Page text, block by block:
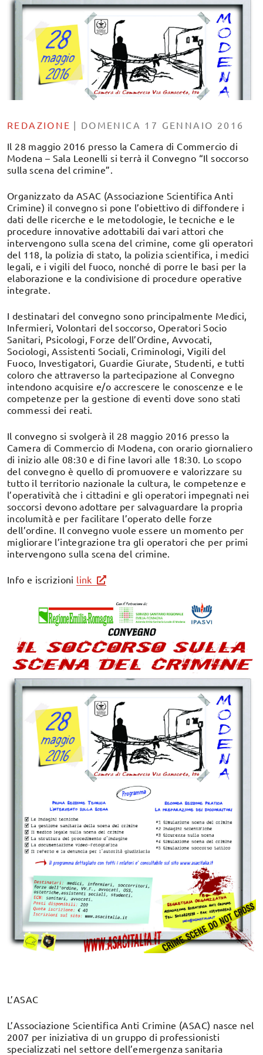
REDAZIONE | DOMENICA 17 GENNAIO 2016
Il 28 maggio 2016 presso la Camera di Commercio di
Modena – Sala Leonelli si terrà il Convegno “Il soccorso
sulla scena del crimine”.
Organizzato da ASAC (Associazione Scientifica Anti
Crimine) il convegno si pone l’obiettivo di diffondere i
dati delle ricerche e le metodologie, le tecniche e le
procedure innovative adottabili dai vari attori che
intervengono sulla scena del crimine, come gli operatori
del 118, la polizia di stato, la polizia scientifica, i medici
legali, e i vigili del fuoco, nonché di porre le basi per la
elaborazione e la condivisione di procedure operative
integrate.
I destinatari del convegno sono principalmente Medici,
Infermieri, Volontari del soccorso, Operatori Socio
Sanitari, Psicologi, Forze dell’Ordine, Avvocati,
Sociologi, Assistenti Sociali, Criminologi, Vigili del
Fuoco, Investigatori, Guardie Giurate, Studenti, e tutti
coloro che attraverso la partecipazione al Convegno
intendono acquisire e/o accrescere le conoscenze e le
competenze per la gestione di eventi dove sono stati
commessi dei reati.
Il convegno si svolgerà il 28 maggio 2016 presso la
Camera di Commercio di Modena, con orario giornaliero
di inizio alle 08:30 e di fine lavori alle 18:30. Lo scopo
del convegno è quello di promuovere e valorizzare su
tutto il territorio nazionale la cultura, le competenze e
l’operatività che i cittadini e gli operatori impegnati nei
soccorsi devono adottare per salvaguardare la propria
incolumità e per facilitare l’operato delle forze
dell’ordine. Il convegno vuole essere un momento per
migliorare l’integrazione tra gli operatori che per primi
intervengono sulla scena del crimine.
Info e iscrizioni link
L’ASAC
L’Associazione Scientifica Anti Crimine (ASAC) nasce nel
2007 per iniziativa di un gruppo di professionisti
specializzati nel settore dell’emergenza sanitaria